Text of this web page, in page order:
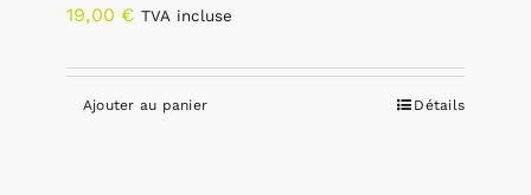
19,00 € TVA incluse
Ajouter au panier Détails